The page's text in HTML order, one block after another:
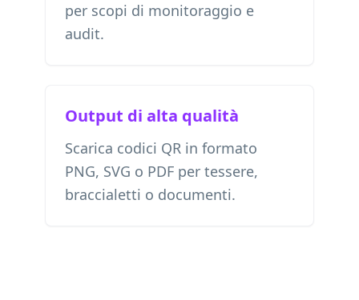
per scopi di monitoraggio e
audit.
Output di alta qualità
Scarica codici QR in formato
PNG, SVG o PDF per tessere,
braccialetti o documenti.